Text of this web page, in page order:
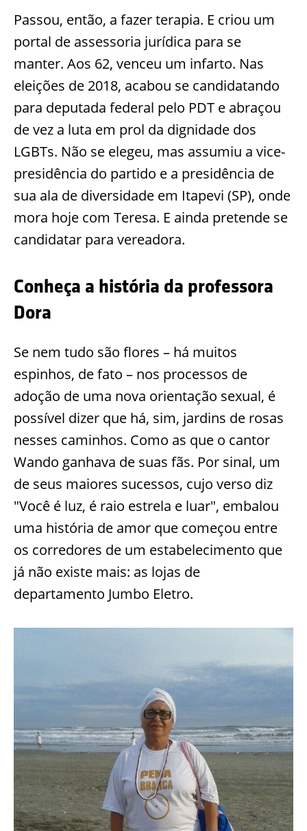
Passou, então, a fazer terapia. E criou um
portal de assessoria jurídica para se
manter. Aos 62, venceu um infarto. Nas
eleições de 2018, acabou se candidatando
para deputada federal pelo PDT e abraçou
de vez a luta em prol da dignidade dos
LGBTs. Não se elegeu, mas assumiu a vice-
presidência do partido e a presidência de
sua ala de diversidade em Itapevi (SP), onde
mora hoje com Teresa. E ainda pretende se
candidatar para vereadora.
Conheça a história da professora
Dora
Se nem tudo são flores – há muitos
espinhos, de fato – nos processos de
adoção de uma nova orientação sexual, é
possível dizer que há, sim, jardins de rosas
nesses caminhos. Como as que o cantor
Wando ganhava de suas fãs. Por sinal, um
de seus maiores sucessos, cujo verso diz
"Você é luz, é raio estrela e luar", embalou
uma história de amor que começou entre
os corredores de um estabelecimento que
já não existe mais: as lojas de
departamento Jumbo Eletro.